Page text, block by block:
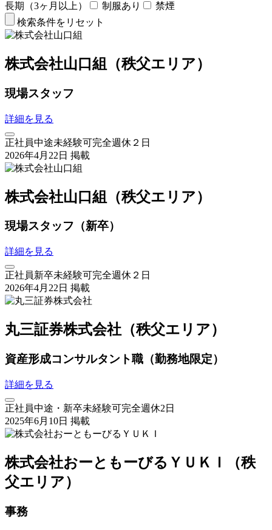
長期（3ヶ月以上）
制服あり
禁煙
検索条件をリセット
株式会社山口組（秩父エリア）
現場スタッフ
詳細を見る
正社員中途未経験可完全週休２日
2026年4月22日 掲載
株式会社山口組（秩父エリア）
現場スタッフ（新卒）
詳細を見る
正社員新卒未経験可完全週休２日
2026年4月22日 掲載
丸三証券株式会社（秩父エリア）
資産形成コンサルタント職（勤務地限定）
詳細を見る
正社員中途・新卒未経験可完全週休2日
2025年6月10日 掲載
株式会社おーともーびるＹＵＫＩ（秩
父エリア）
事務